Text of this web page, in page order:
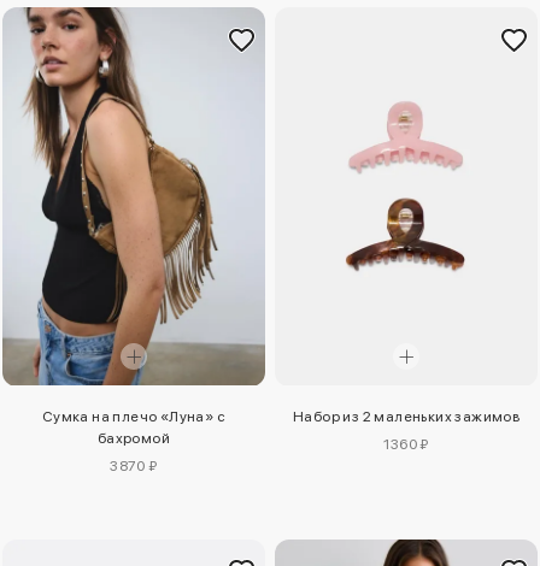
Сумка на плечо «Луна» с
бахромой
3870 ₽
Набор из 2 маленьких зажимов
1360 ₽